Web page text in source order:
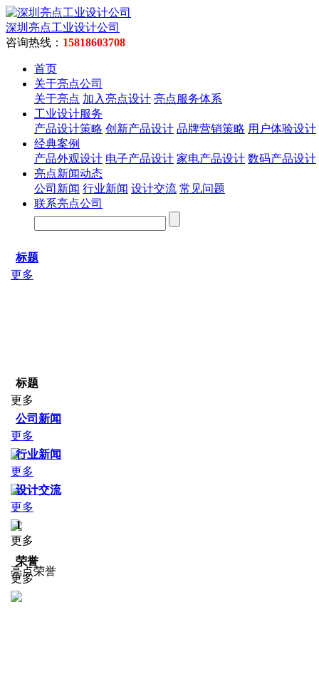
深圳亮点工业设计公司
咨询热线： 15818603708
首页
关于亮点公司
关于亮点 加入亮点设计 亮点服务体系
工业设计服务
产品设计策略 创新产品设计 品牌营销策略 用户体验设计
经典案例
产品外观设计 电子产品设计 家电产品设计 数码产品设计
亮点新闻动态
公司新闻 行业新闻 设计交流 常见问题
联系亮点公司
标题
更多
标题
更多
公司新闻
更多
行业新闻
更多
设计交流
更多
1
更多
亮点荣誉
荣誉
更多